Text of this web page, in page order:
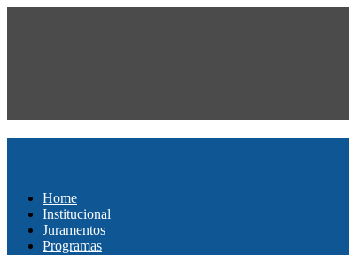
Home
Institucional
Juramentos
Programas